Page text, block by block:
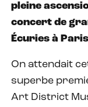
pleine
concert de
Écuries à Paris
On attendait
superbe
Art District